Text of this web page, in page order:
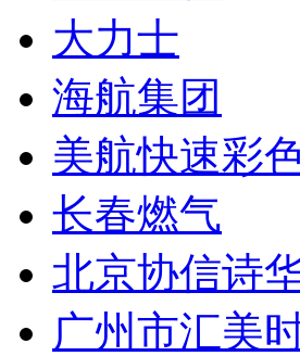
大力士
海航集团
美航快速彩
长春燃气
北京协信诗
广州市汇美